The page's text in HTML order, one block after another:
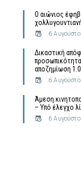
Ο αιώνιος
6
Δικαστική
αποζημίωση
6
Άμεση
– Υπό έλεγχο
6